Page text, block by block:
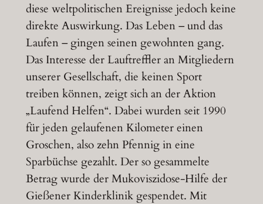
diese weltpolitischen Ereignisse jedoch keine
direkte Auswirkung. Das Leben – und das
Laufen – gingen seinen gewohnten gang.
Das Interesse der Lauftreffler an Mitgliedern
unserer Gesellschaft, die keinen Sport
treiben können, zeigt sich an der Aktion
„Laufend Helfen“. Dabei wurden seit 1990
für jeden gelaufenen Kilometer einen
Groschen, also zehn Pfennig in eine
Sparbüchse gezahlt. Der so gesammelte
Betrag wurde der Mukoviszidose-Hilfe der
Gießener Kinderklinik gespendet. Mit